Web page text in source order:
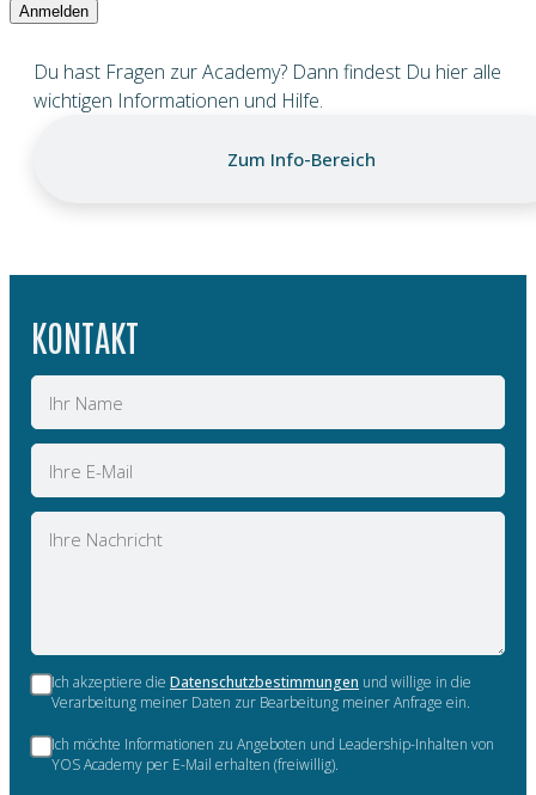
Anmelden
Du hast Fragen zur Academy? Dann findest Du hier alle
wichtigen Informationen und Hilfe.
Zum Info-Bereich
KONTAKT
Name
E-
Mail
Nachricht
Ich akzeptiere die Datenschutzbestimmungen und willige in die
Verarbeitung meiner Daten zur Bearbeitung meiner Anfrage ein.
Ich möchte Informationen zu Angeboten und Leadership-Inhalten von
YOS Academy per E-Mail erhalten (freiwillig).